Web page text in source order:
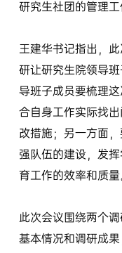
研究生社团的管理工
王建华书记指出，
研让研究生院领导
导班子成员要梳理
合自身工作实际找
改措施；另一方面
强队伍的建设，发
育工作的效率和质量
此次会议围绕两个
基本情况和调研成